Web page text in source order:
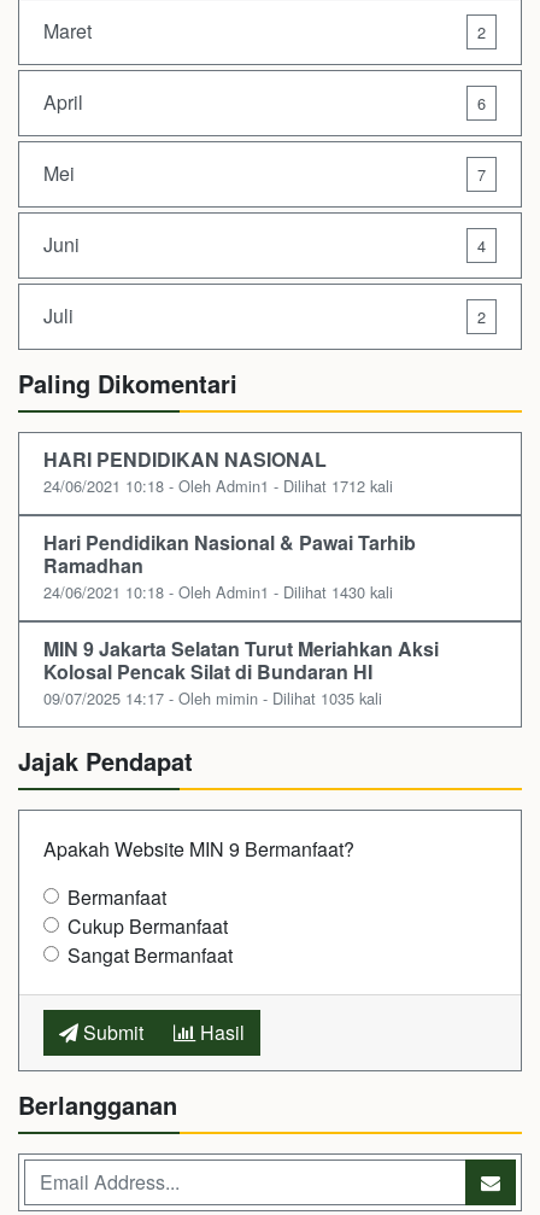
Maret 2
April 6
Mei 7
Juni 4
Juli 2
Paling Dikomentari
HARI PENDIDIKAN NASIONAL
24/06/2021 10:18 - Oleh Admin1 - Dilihat 1712 kali
Hari Pendidikan Nasional & Pawai Tarhib
Ramadhan
24/06/2021 10:18 - Oleh Admin1 - Dilihat 1430 kali
MIN 9 Jakarta Selatan Turut Meriahkan Aksi
Kolosal Pencak Silat di Bundaran HI
09/07/2025 14:17 - Oleh mimin - Dilihat 1035 kali
Jajak Pendapat
Apakah Website MIN 9 Bermanfaat?
Bermanfaat
Cukup Bermanfaat
Sangat Bermanfaat
Submit Hasil
Berlangganan